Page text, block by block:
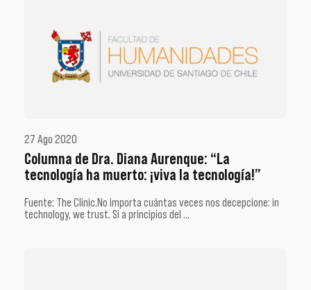
27 Ago 2020
Columna de Dra. Diana Aurenque: “La
tecnología ha muerto: ¡viva la tecnología!”
Fuente: The Clinic.No importa cuántas veces nos decepcione: in
technology, we trust. Si a principios del …